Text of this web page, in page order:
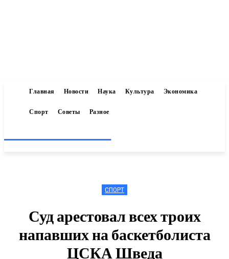
Главная Новости Наука Культура Экономика
Спорт Советы Разное
СПОРТ
Суд арестовал всех троих
напавших на баскетболиста
ЦСКА Шведа